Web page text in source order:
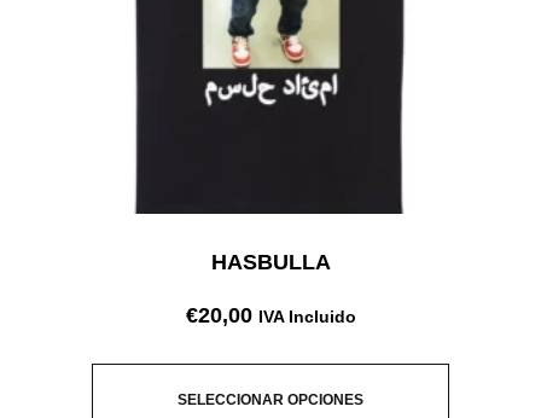
HASBULLA
€20,00 IVA Incluido
SELECCIONAR OPCIONES